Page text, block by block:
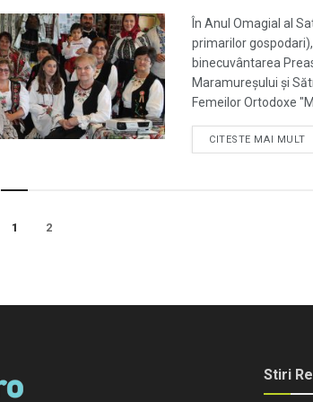
În Anul Omagial al
primarilor
binecuvântarea
Maramureşului şi
Femeilor Ortodoxe
CITESTE MAI MULT
1 2
Stiri